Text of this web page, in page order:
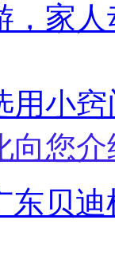
，家
用小窍
向您
东贝